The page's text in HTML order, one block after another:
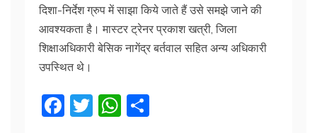
दिशा-निर्देश ग्रुप में साझा किये जाते हैं उसे समझे जाने की
आवश्यकता है। मास्टर ट्रेनर प्रकाश खत्री, जिला
शिक्षाअधिकारी बेसिक नागेंद्र बर्तवाल सहित अन्य अधिकारी
उपस्थित थे।
F
T
W